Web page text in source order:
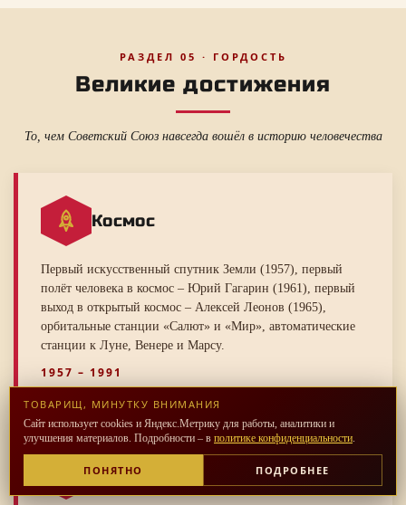
РАЗДЕЛ 05 · ГОРДОСТЬ
Великие достижения
То, чем Советский Союз навсегда вошёл в историю человечества
Космос
Первый искусственный спутник Земли (1957), первый
полёт человека в космос – Юрий Гагарин (1961), первый
выход в открытый космос – Алексей Леонов (1965),
орбитальные станции «Салют» и «Мир», автоматические
станции к Луне, Венере и Марсу.
1957 – 1991
Мирный атом
ТОВАРИЩ, МИНУТКУ ВНИМАНИЯ
Сайт использует cookies и Яндекс.Метрику для работы, аналитики и
улучшения материалов. Подробности – в политике конфиденциальности.
ПОНЯТНО ПОДРОБНЕЕ